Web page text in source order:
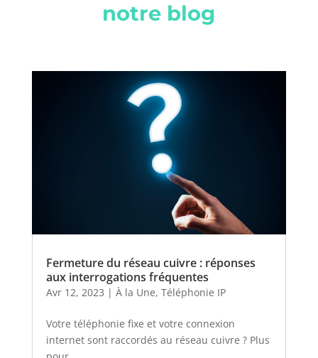
notre blog
Fermeture du réseau cuivre : réponses
aux interrogations fréquentes
Avr 12, 2023 | À la Une, Téléphonie IP
Votre téléphonie fixe et votre connexion
internet sont raccordés au réseau cuivre ? Plus